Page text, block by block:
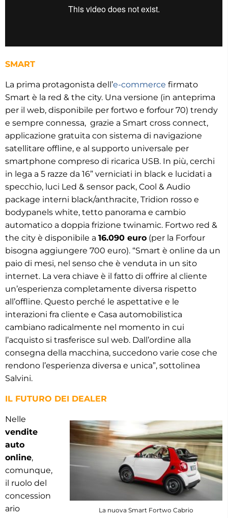
SMART
La prima protagonista dell’e-commerce firmato
Smart è la red & the city. Una versione (in anteprima
per il web, disponibile per fortwo e forfour 70) trendy
e sempre connessa, grazie a Smart cross connect,
applicazione gratuita con sistema di navigazione
satellitare offline, e al supporto universale per
smartphone compreso di ricarica USB. In più, cerchi
in lega a 5 razze da 16” verniciati in black e lucidati a
specchio, luci Led & sensor pack, Cool & Audio
package interni black/anthracite, Tridion rosso e
bodypanels white, tetto panorama e cambio
automatico a doppia frizione twinamic. Fortwo red &
the city è disponibile a 16.090 euro (per la Forfour
bisogna aggiungere 700 euro). “Smart è online da un
paio di mesi, nel senso che è venduta in un sito
internet. La vera chiave è il fatto di offrire al cliente
un’esperienza completamente diversa rispetto
all’offline. Questo perché le aspettative e le
interazioni fra cliente e Casa automobilistica
cambiano radicalmente nel momento in cui
l’acquisto si trasferisce sul web. Dall’ordine alla
consegna della macchina, succedono varie cose che
rendono l’esperienza diversa e unica”, sottolinea
Salvini.
IL FUTURO DEI DEALER
La nuova Smart Fortwo Cabrio
Nelle
vendite
auto
online,
comunque,
il ruolo del
concession
ario